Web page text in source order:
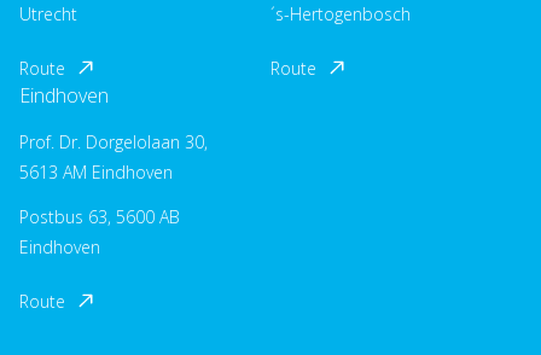
Utrecht
Route
´s-Hertogenbosch
Route
Eindhoven
Prof. Dr. Dorgelolaan 30,
5613 AM Eindhoven
Postbus 63, 5600 AB
Eindhoven
Route